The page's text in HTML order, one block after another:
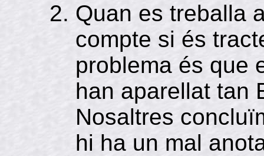
Quan es treballa
compte si és
problema és que
han aparellat tan
Nosaltres
hi ha un mal